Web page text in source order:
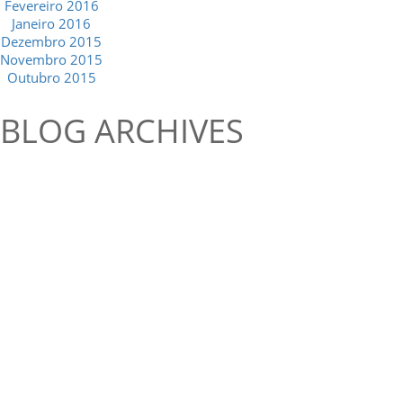
Fevereiro 2016
Janeiro 2016
Dezembro 2015
Novembro 2015
Outubro 2015
BLOG ARCHIVES